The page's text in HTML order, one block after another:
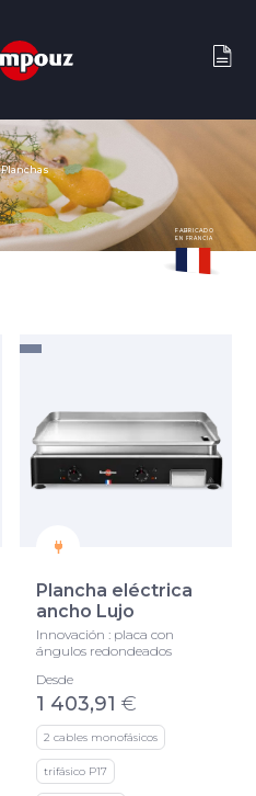
Planchas
FABRICADO
EN FRANCIA
Plancha eléctrica
ancho Lujo
Innovación : placa con
ángulos redondeados
Desde
1 403,91 €
2 cables monofásicos
trifásico P17